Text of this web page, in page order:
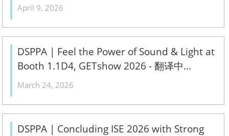
April 9, 2026
DSPPA | Feel the Power of Sound & Light at
Booth 1.1D4, GETshow 2026 - 翻译中...
March 24, 2026
DSPPA | Concluding ISE 2026 with Strong